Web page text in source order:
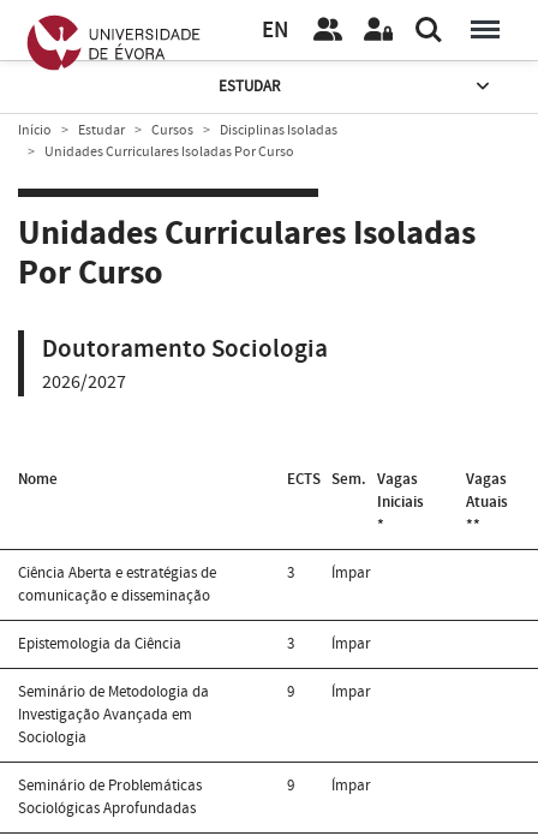
EN
ESTUDAR
Início Estudar Cursos
Disciplinas Isoladas
Unidades Curriculares Isoladas Por Curso
Unidades Curriculares Isoladas
Por Curso
Doutoramento Sociologia
2026/2027
Nome ECTS Sem. Vagas
Iniciais
*
Vagas
Atuais
**
Ciência Aberta e estratégias de
comunicação e disseminação
3 Ímpar
Epistemologia da Ciência 3 Ímpar
Seminário de Metodologia da
Investigação Avançada em
Sociologia
9 Ímpar
Seminário de Problemáticas
Sociológicas Aprofundadas
9 Ímpar